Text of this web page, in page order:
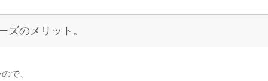
ズのメリット。
で、